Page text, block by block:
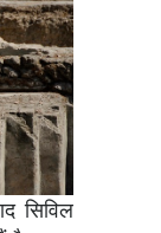
सिविल